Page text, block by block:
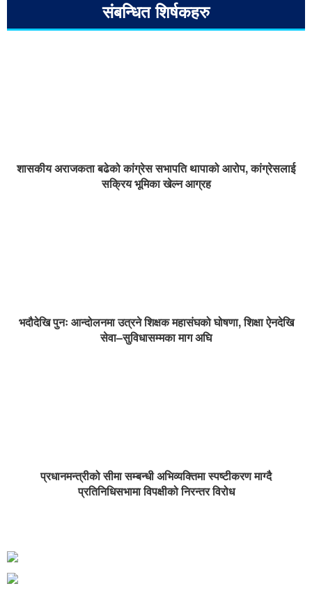
संबन्धित शिर्षकहरु
शासकीय अराजकता बढेको कांग्रेस सभापति थापाको आरोप, कांग्रेसलाई
सक्रिय भूमिका खेल्न आग्रह
भदौदेखि पुनः आन्दोलनमा उत्रने शिक्षक महासंघको घोषणा, शिक्षा ऐनदेखि
सेवा–सुविधासम्मका माग अघि
प्रधानमन्त्रीको सीमा सम्बन्धी अभिव्यक्तिमा स्पष्टीकरण माग्दै
प्रतिनिधिसभामा विपक्षीको निरन्तर विरोध